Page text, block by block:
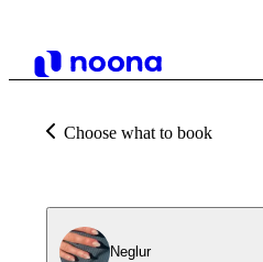
Choose what to book
Neglur